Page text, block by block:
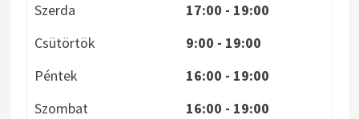
Szerda
17:00 - 19:00
Csütörtök
9:00 - 19:00
Péntek
16:00 - 19:00
Szombat
16:00 - 19:00